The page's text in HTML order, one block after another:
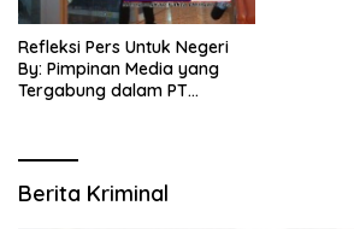
Refleksi Pers Untuk Negeri
By: Pimpinan Media yang
Tergabung dalam PT
Berita Kriminal